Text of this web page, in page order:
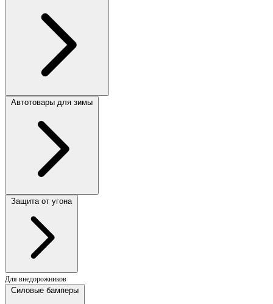
Автотовары для зимы
Защита от угона
Для внедорожников
Силовые бамперы